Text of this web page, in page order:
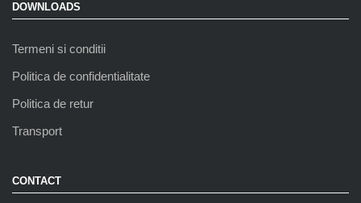
DOWNLOADS
Termeni si conditii
Politica de confidentialitate
Politica de retur
Transport
CONTACT